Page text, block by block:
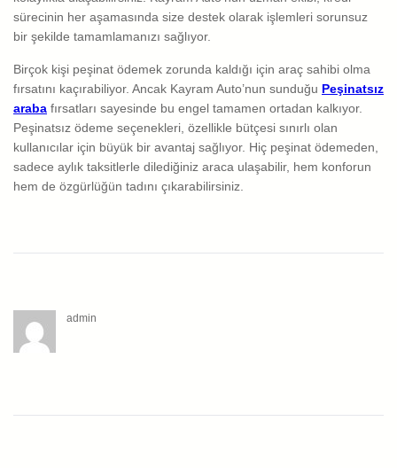
sürecinin her aşamasında size destek olarak işlemleri sorunsuz
bir şekilde tamamlamanızı sağlıyor.
Birçok kişi peşinat ödemek zorunda kaldığı için araç sahibi olma
fırsatını kaçırabiliyor. Ancak Kayram Auto’nun sunduğu Peşinatsız
araba fırsatları sayesinde bu engel tamamen ortadan kalkıyor.
Peşinatsız ödeme seçenekleri, özellikle bütçesi sınırlı olan
kullanıcılar için büyük bir avantaj sağlıyor. Hiç peşinat ödemeden,
sadece aylık taksitlerle dilediğiniz araca ulaşabilir, hem konforun
hem de özgürlüğün tadını çıkarabilirsiniz.
admin